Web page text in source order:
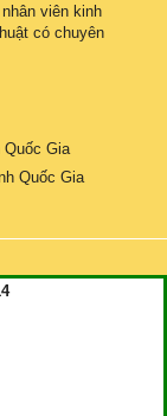
viên kinh
có chuyên
Quốc Gia
Quốc Gia